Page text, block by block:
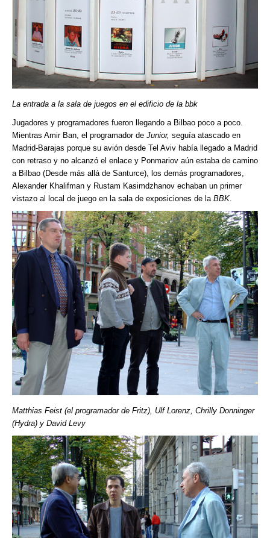
La entrada a la sala de juegos en el edificio de la bbk
Jugadores y programadores fueron llegando a Bilbao poco a poco.
Mientras Amir Ban, el programador de Junior, seguía atascado en
Madrid-Barajas porque su avión desde Tel Aviv había llegado a Madrid
con retraso y no alcanzó el enlace y Ponmariov aún estaba de camino
a Bilbao (Desde más allá de Santurce), los demás programadores,
Alexander Khalifman y Rustam Kasimdzhanov echaban un primer
vistazo al local de juego en la sala de exposiciones de la BBK
Matthias Feist (el programador de Fritz), Ulf Lorenz, Chrilly Donninger
(Hydra) y David Levy